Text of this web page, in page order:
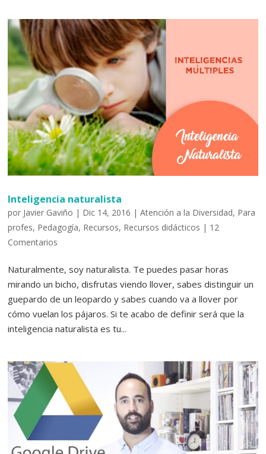
Inteligencia naturalista
por Javier Gaviño | Dic 14, 2016 |Atención a la Diversidad, Para
profes, Pedagogía, Recursos, Recursos didácticos | 12
Comentarios
Naturalmente, soy naturalista. Te puedes pasar horas
mirando un bicho, disfrutas viendo llover, sabes distinguir un
guepardo de un leopardo y sabes cuando va a llover por
cómo vuelan los pájaros. Si te acabo de definir será que la
inteligencia naturalista es tu...